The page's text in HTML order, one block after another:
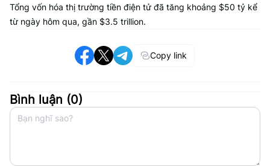
Tổng vốn hóa thị trường tiền điện tử đã tăng khoảng $50 tỷ kể
từ ngày hôm qua, gần $3.5 trillion.
Copy link
Bình luận (0)